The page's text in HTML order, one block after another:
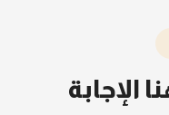
الإجابة